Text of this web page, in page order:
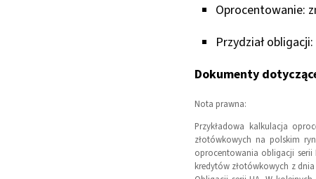
Oprocentowanie:
Przydział
Dokumenty
Nota prawna:
Przykładowa kalkulacja
złotówkowych na polskim
oprocentowania obligacji serii
kredytów złotówkowych z dnia